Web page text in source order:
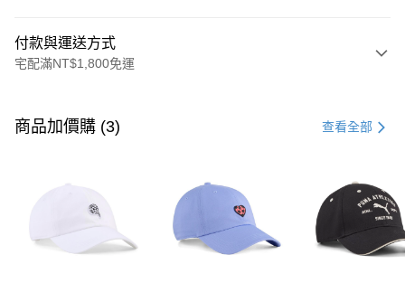
付款與運送方式
宅配滿NT$1,800免運
信用卡一次付款
Apple Pay
商品加價購 (3) 查看全部